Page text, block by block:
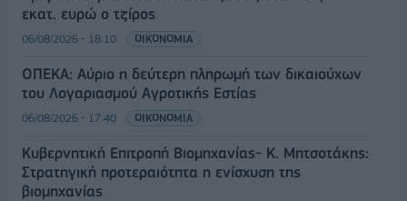
εκατ. ευρώ ο τζίρος
06/08/2026 - 18:10 ΟΙΚΟΝΟΜΙΑ
ΟΠΕΚΑ: Αύριο η δεύτερη πληρωμή των δικαιούχων
του Λογαριασμού Αγροτικής Εστίας
06/08/2026 - 17:40 ΟΙΚΟΝΟΜΙΑ
Κυβερνητική Επιτροπή Βιομηχανίας- Κ. Μητσοτάκης:
Στρατηγική προτεραιότητα η ενίσχυση της
βιομηχανίας